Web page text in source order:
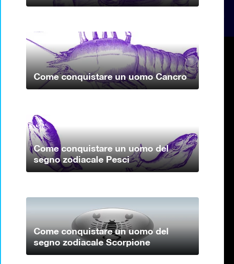
Come conquistare un uomo Cancro
Come conquistare un uomo del
segno zodiacale Pesci
Come conquistare un uomo del
segno zodiacale Scorpione